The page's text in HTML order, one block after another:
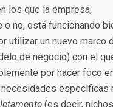
los que la empresa,
o no, está funcionando
utilizar un nuevo marco
de negocio) con el
por hacer foco
necesidades específicas
(es decir, nichos